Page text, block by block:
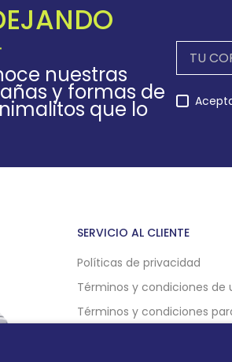
nuestras
y formas de
que lo
SERVICIO AL CLIENTE
Políticas de privacidad
Términos y condiciones de
Términos y condiciones